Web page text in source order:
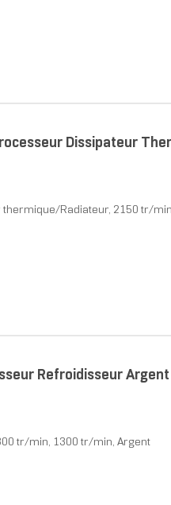
Dissipateur
thermique/Radiateur, 2150 tr/
Refroidisseur Argent
tr/min, 1300 tr/min, Argent